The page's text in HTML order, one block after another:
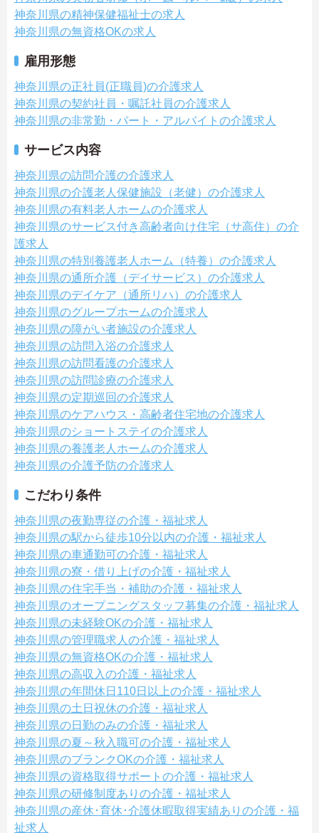
神奈川県の精神保健福祉士の求人
神奈川県の無資格OKの求人
雇用形態
神奈川県の正社員(正職員)の介護求人
神奈川県の契約社員・嘱託社員の介護求人
神奈川県の非常勤・パート・アルバイトの介護求人
サービス内容
神奈川県の訪問介護の介護求人
神奈川県の介護老人保健施設（老健）の介護求人
神奈川県の有料老人ホームの介護求人
神奈川県のサービス付き高齢者向け住宅（サ高住）の介
護求人
神奈川県の特別養護老人ホーム（特養）の介護求人
神奈川県の通所介護（デイサービス）の介護求人
神奈川県のデイケア（通所リハ）の介護求人
神奈川県のグループホームの介護求人
神奈川県の障がい者施設の介護求人
神奈川県の訪問入浴の介護求人
神奈川県の訪問看護の介護求人
神奈川県の訪問診療の介護求人
神奈川県の定期巡回の介護求人
神奈川県のケアハウス・高齢者住宅地の介護求人
神奈川県のショートステイの介護求人
神奈川県の養護老人ホームの介護求人
神奈川県の介護予防の介護求人
こだわり条件
神奈川県の夜勤専従の介護・福祉求人
神奈川県の駅から徒歩10分以内の介護・福祉求人
神奈川県の車通勤可の介護・福祉求人
神奈川県の寮・借り上げの介護・福祉求人
神奈川県の住宅手当・補助の介護・福祉求人
神奈川県のオープニングスタッフ募集の介護・福祉求人
神奈川県の未経験OKの介護・福祉求人
神奈川県の管理職求人の介護・福祉求人
神奈川県の無資格OKの介護・福祉求人
神奈川県の高収入の介護・福祉求人
神奈川県の年間休日110日以上の介護・福祉求人
神奈川県の土日祝休の介護・福祉求人
神奈川県の日勤のみの介護・福祉求人
神奈川県の夏～秋入職可の介護・福祉求人
神奈川県のブランクOKの介護・福祉求人
神奈川県の資格取得サポートの介護・福祉求人
神奈川県の研修制度ありの介護・福祉求人
神奈川県の産休･育休･介護休暇取得実績ありの介護・福
祉求人